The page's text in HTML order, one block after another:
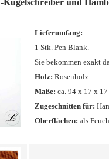
und
Lieferumfang:
1 Stk. Pen Blank.
Sie bekommen exakt
Holz: Rosenholz
Maße: ca. 94 x 17 x
Zugeschnitten für:
Oberflächen: als